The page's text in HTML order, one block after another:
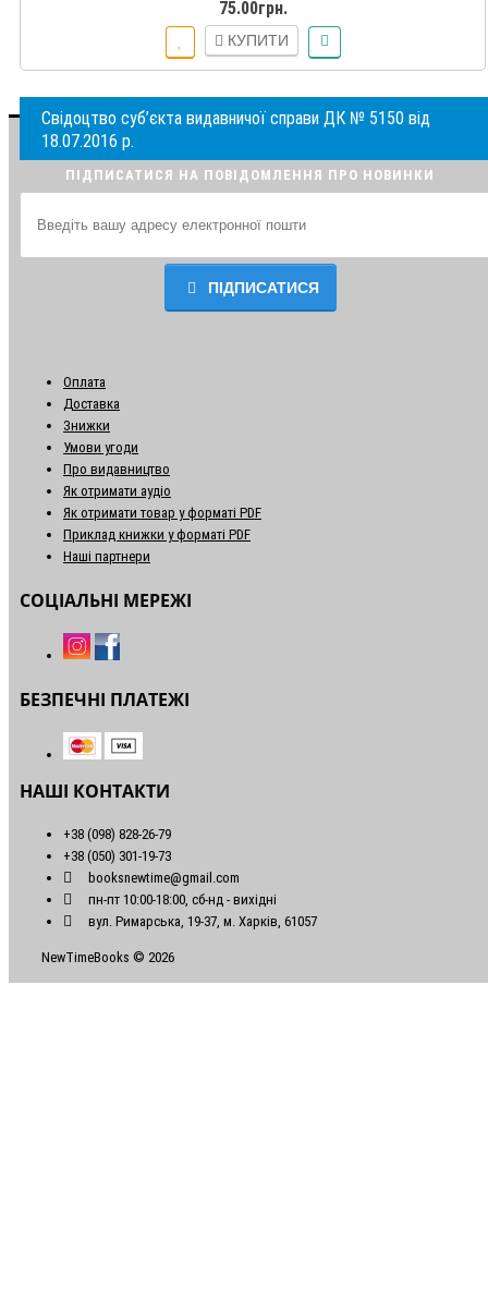
75.00грн.
КУПИТИ
Свідоцтво суб’єкта видавничої справи ДК № 5150 від
18.07.2016 р.
ПІДПИСАТИСЯ НА ПОВІДОМЛЕННЯ ПРО НОВИНКИ
ПІДПИСАТИСЯ
Оплата
Доставка
Знижки
Умови угоди
Про видавництво
Як отримати аудіо
Як отримати товар у форматі PDF
Приклад книжки у форматі PDF
Наші партнери
СОЦІАЛЬНІ МЕРЕЖІ
БЕЗПЕЧНІ ПЛАТЕЖІ
НАШІ КОНТАКТИ
+38 (098) 828-26-79
+38 (050) 301-19-73
booksnewtime@gmail.com
пн-пт 10:00-18:00, сб-нд - вихідні
вул. Римарська, 19-37, м. Харків, 61057
NewTimeBooks © 2026